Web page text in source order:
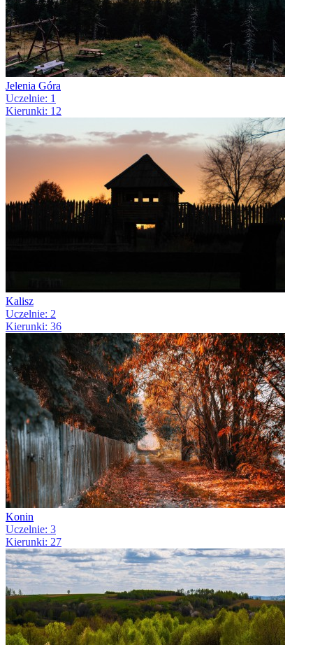
Jelenia Góra
Uczelnie: 1
Kierunki: 12
Kalisz
Uczelnie: 2
Kierunki: 36
Konin
Uczelnie: 3
Kierunki: 27